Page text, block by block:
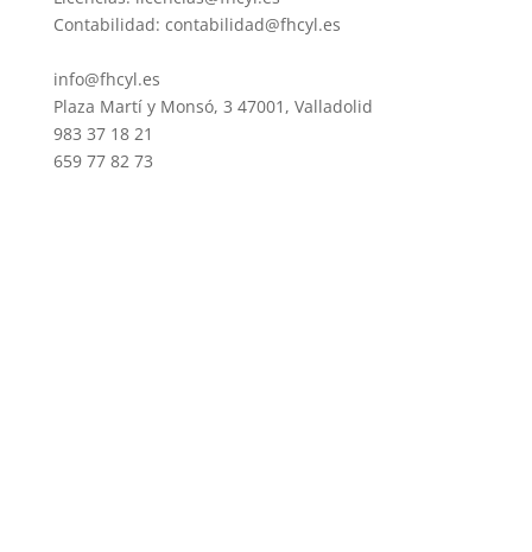
Contabilidad: contabilidad@fhcyl.es
info@fhcyl.es
Plaza Martí y Monsó, 3 47001, Valladolid
983 37 18 21
659 77 82 73